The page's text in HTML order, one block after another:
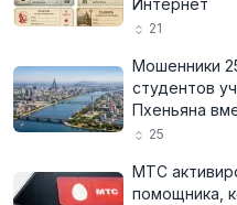
Интернет
21
Мошенники
студентов
Пхеньяна
25
МТС
помощника,